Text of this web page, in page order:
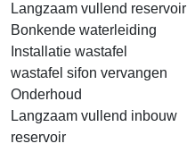
Langzaam vullend reservoir
Bonkende waterleiding
Installatie wastafel
wastafel sifon vervangen
Onderhoud
Langzaam vullend inbouw
reservoir